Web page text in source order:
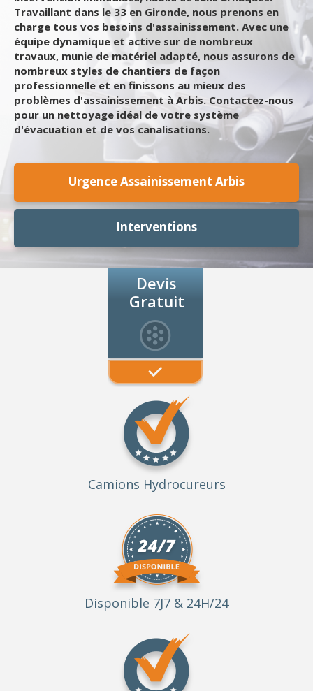
Travaillant dans le 33 en Gironde, nous prenons en
charge tous vos besoins d'assainissement. Avec une
équipe dynamique et active sur de nombreux
travaux, munie de matériel adapté, nous assurons de
nombreux styles de chantiers de façon
professionnelle et en finissons au mieux des
problèmes d'assainissement à Arbis. Contactez-nous
pour un nettoyage idéal de votre système
d'évacuation et de vos canalisations.
Urgence Assainissement Arbis
Interventions
Devis
Gratuit
Camions Hydrocureurs
Disponible 7J7 & 24H/24